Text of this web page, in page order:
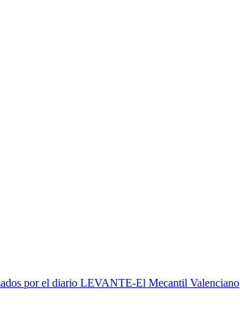
por el diario LEVANTE-El Mecantil Valenciano